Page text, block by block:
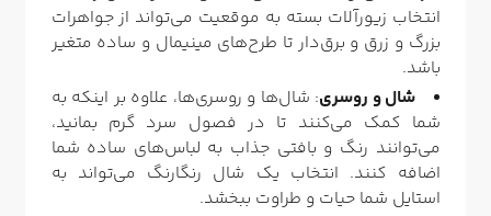
انتخاب زیورآلات بسته به موقعیت می‌تواند از جواهرات
بزرگ و زرق و برق‌دار تا طرح‌های مینیمال و ساده متغیر
باشد.
شال و روسری: شال‌ها و روسری‌ها، علاوه بر اینکه به
شما کمک می‌کنند تا در فصول سرد گرم بمانید،
می‌توانند رنگ و بافتی جذاب به لباس‌های ساده شما
اضافه کنند. انتخاب یک شال رنگارنگ می‌تواند به
استایل شما حیات و طراوت ببخشد.